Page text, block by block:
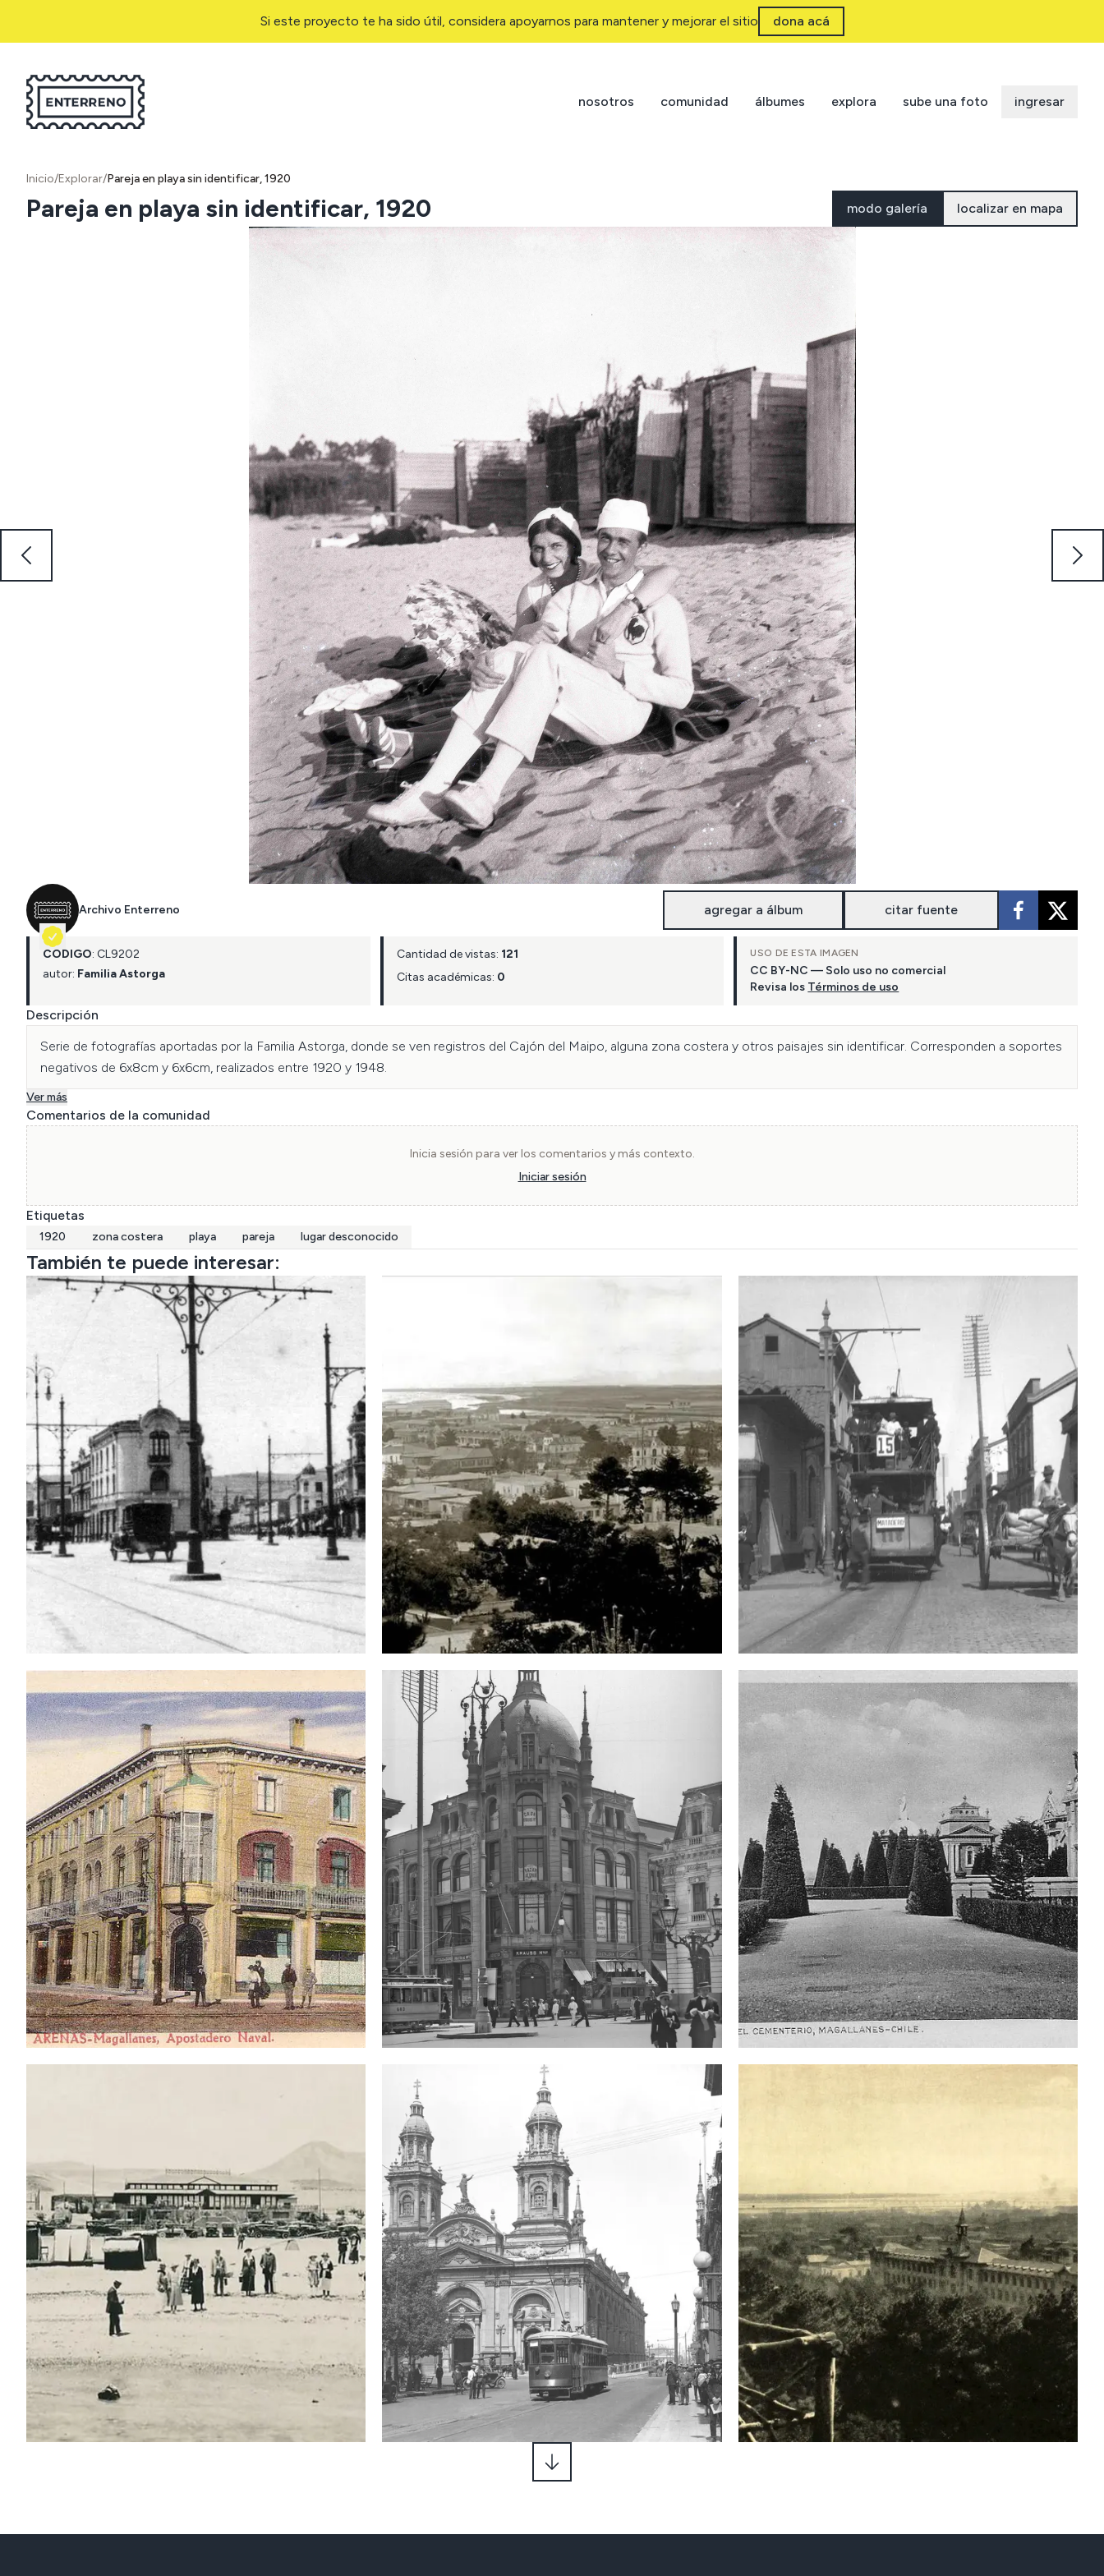
Si este proyecto te ha sido útil, considera apoyarnos para mantener y mejorar el sitio dona acá
nosotros comunidad álbumes explora sube una foto ingresar
Inicio/Explorar/Pareja en playa sin identificar, 1920
Pareja en playa sin identificar, 1920 modo galería localizar en mapa
Archivo Enterreno agregar a álbum citar fuente
CÓDIGO: CL9202
autor: Familia Astorga
Cantidad de vistas: 121
Citas académicas: 0
USO DE ESTA IMAGEN
CC BY-NC — Solo uso no comercial
Revisa los Términos de uso
Descripción
Serie de fotografías aportadas por la Familia Astorga, donde se ven registros del Cajón del Maipo, alguna zona costera y otros paisajes sin identificar. Corresponden a soportes
negativos de 6x8cm y 6x6cm, realizados entre 1920 y 1948.
Ver más
Comentarios de la comunidad
Inicia sesión para ver los comentarios y más contexto.
Iniciar sesión
Etiquetas
1920 zona costera playa pareja lugar desconocido
También te puede interesar: